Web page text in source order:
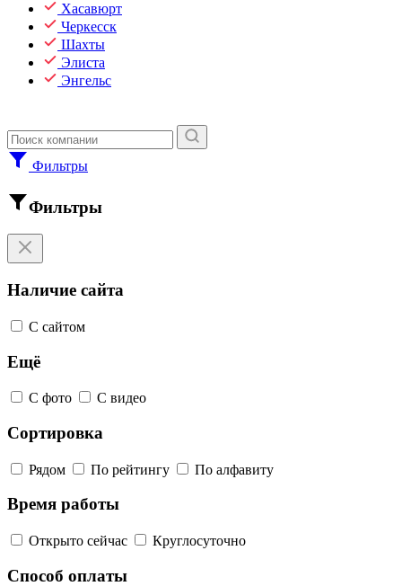
Хасавюрт
Черкесск
Шахты
Элиста
Энгельс
Фильтры
Фильтры
Наличие сайта
С сайтом
Ещё
С фото С видео
Сортировка
Рядом По рейтингу По алфавиту
Время работы
Открыто сейчас Круглосуточно
Способ оплаты